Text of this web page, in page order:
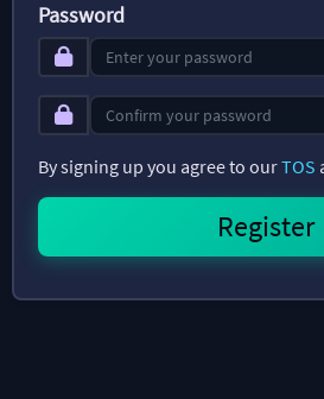
Password
By signing up you agree to ourTOS